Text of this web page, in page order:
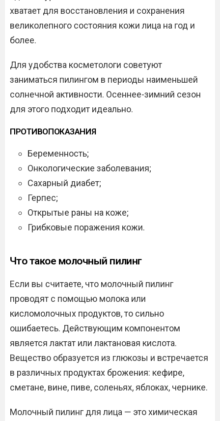
хватает для восстановления и сохранения
великолепного состояния кожи лица на год и
более.
Для удобства косметологи советуют
заниматься пилингом в периоды наименьшей
солнечной активности. Осеннее-зимний сезон
для этого подходит идеально.
ПРОТИВОПОКАЗАНИЯ
Беременность;
Онкологические заболевания;
Сахарный диабет;
Герпес;
Открытые раны на коже;
Грибковые поражения кожи.
Что такое молочный пилинг
Если вы считаете, что молочный пилинг
проводят с помощью молока или
кисломолочных продуктов, то сильно
ошибаетесь. Действующим компонентом
является лактат или лактановая кислота.
Вещество образуется из глюкозы и встречается
в различных продуктах брожения: кефире,
сметане, вине, пиве, соленьях, яблоках, чернике.
Молочный пилинг для лица — это химическая